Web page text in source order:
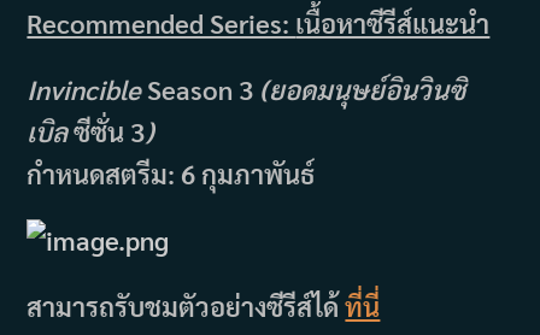
Recommended Series: เนื้อหาซีรีส์แนะนำ
InvincibleSeason 3 (ยอดมนุษย์อินวินซิ
เบิลซีซั่น 3)
กำหนดสตรีม: 6 กุมภาพันธ์
สามารถรับชมตัวอย่างซีรีส์ได้ที่นี่